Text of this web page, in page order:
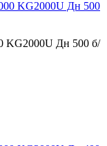
KG2000U Дн 500 б/